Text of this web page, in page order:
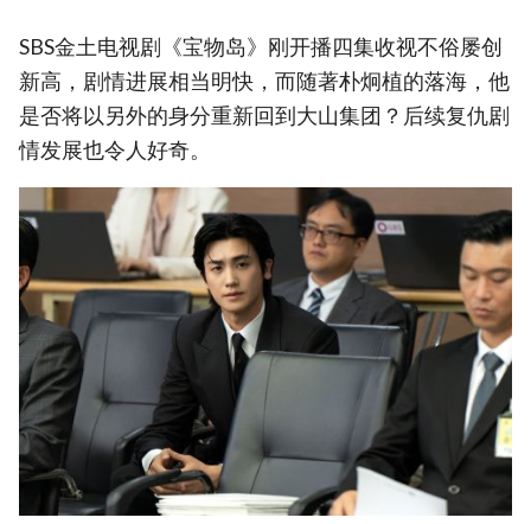
SBS金土电视剧《宝物岛》刚开播四集收视不俗屡创
新高，剧情进展相当明快，而随著朴炯植的落海，他
是否将以另外的身分重新回到大山集团？后续复仇剧
情发展也令人好奇。